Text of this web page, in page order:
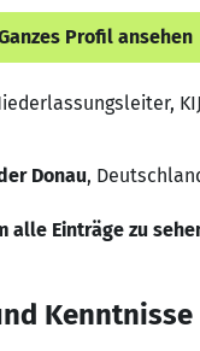
Profil ansehen
Donau,
alle Einträge zu
Kenntnisse